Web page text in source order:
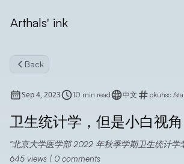
Arthals' ink
Back
Sep 4, 2023 10 min read 中文 pkuhsc /
卫生统计学，但是小白视角
北京大学医学部 2022 年秋季学期卫生统计学
645 views | 0 comments